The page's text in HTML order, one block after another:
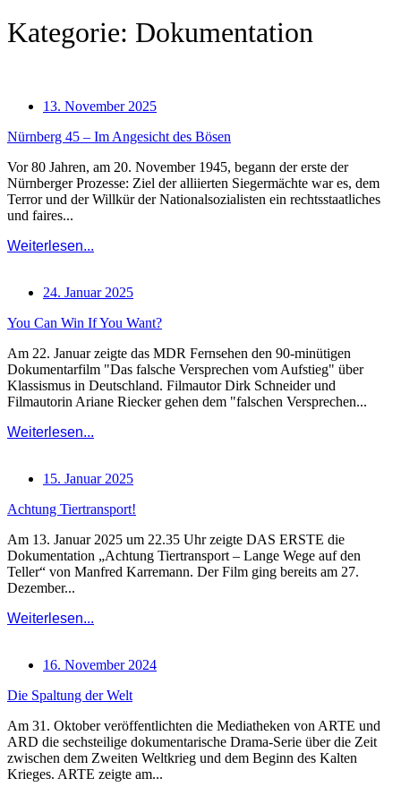
Kategorie: Dokumentation
13. November 2025
Nürnberg 45 – Im Angesicht des Bösen
Vor 80 Jahren, am 20. November 1945, begann der erste der
Nürnberger Prozesse: Ziel der alliierten Siegermächte war es, dem
Terror und der Willkür der Nationalsozialisten ein rechtsstaatliches
und faires...
Weiterlesen...
24. Januar 2025
You Can Win If You Want?
Am 22. Januar zeigte das MDR Fernsehen den 90-minütigen
Dokumentarfilm "Das falsche Versprechen vom Aufstieg" über
Klassismus in Deutschland. Filmautor Dirk Schneider und
Filmautorin Ariane Riecker gehen dem "falschen Versprechen...
Weiterlesen...
15. Januar 2025
Achtung Tiertransport!
Am 13. Januar 2025 um 22.35 Uhr zeigte DAS ERSTE die
Dokumentation „Achtung Tiertransport – Lange Wege auf den
Teller“ von Manfred Karremann. Der Film ging bereits am 27.
Dezember...
Weiterlesen...
16. November 2024
Die Spaltung der Welt
Am 31. Oktober veröffentlichten die Mediatheken von ARTE und
ARD die sechsteilige dokumentarische Drama-Serie über die Zeit
zwischen dem Zweiten Weltkrieg und dem Beginn des Kalten
Krieges. ARTE zeigte am...